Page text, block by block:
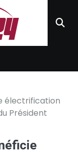
électrification
Président